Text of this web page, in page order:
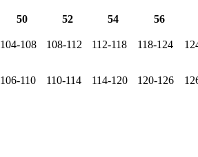
50 52 54 56
104-108 108-112 112-118 118-124
106-110 110-114 114-120 120-126